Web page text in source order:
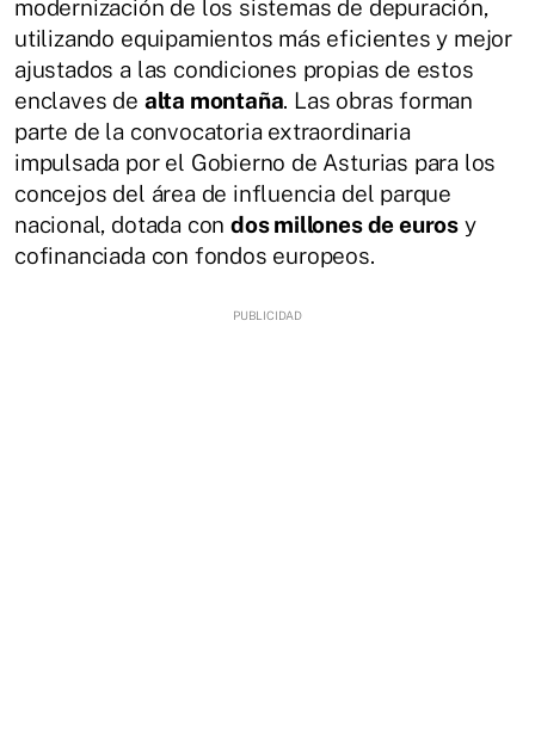
modernización de los sistemas de depuración,
utilizando equipamientos más eficientes y mejor
ajustados a las condiciones propias de estos
enclaves de alta montaña. Las obras forman
parte de la convocatoria extraordinaria
impulsada por el Gobierno de Asturias para los
concejos del área de influencia del parque
nacional, dotada condos millones de euros y
cofinanciada con fondos europeos.